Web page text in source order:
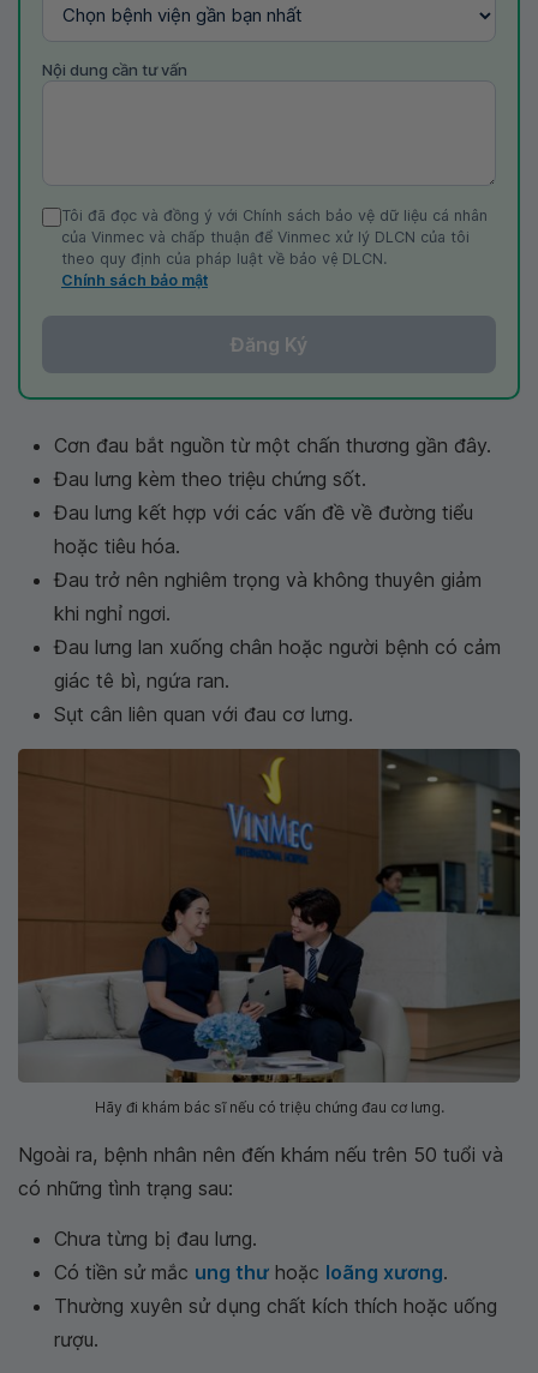
Nội dung cần tư vấn
Tôi đã đọc và đồng ý với Chính sách bảo vệ dữ liệu cá nhân
của Vinmec và chấp thuận để Vinmec xử lý DLCN của tôi
theo quy định của pháp luật về bảo vệ DLCN.
Chính sách bảo mật
Đăng Ký
Cơn đau bắt nguồn từ một chấn thương gần đây.
Đau lưng kèm theo triệu chứng sốt.
Đau lưng kết hợp với các vấn đề về đường tiểu
hoặc tiêu hóa.
Đau trở nên nghiêm trọng và không thuyên giảm
khi nghỉ ngơi.
Đau lưng lan xuống chân hoặc người bệnh có cảm
giác tê bì, ngứa ran.
Sụt cân liên quan với đau cơ lưng.
Hãy đi khám bác sĩ nếu có triệu chứng đau cơ lưng.
Ngoài ra, bệnh nhân nên đến khám nếu trên 50 tuổi và
có những tình trạng sau:
Chưa từng bị đau lưng.
Có tiền sử mắc ung thư hoặc loãng xương.
Thường xuyên sử dụng chất kích thích hoặc uống
rượu.